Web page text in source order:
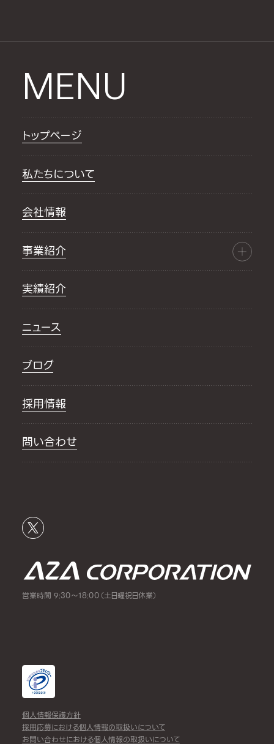
MENU
トップページ
私たちについて
会社情報
事業紹介
実績紹介
ニュース
ブログ
採用情報
問い合わせ
営業時間 9:30～18:00（土日曜祝日休業）
個人情報保護方針
採用応募における個人情報の取扱いについて
お問い合わせにおける個人情報の取扱いについて